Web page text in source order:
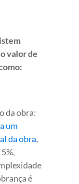
valor de
da obra:
um
da obra,
é